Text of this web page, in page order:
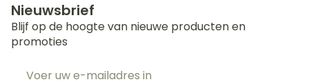
Nieuwsbrief
Blijf op de hoogte van nieuwe producten en
promoties